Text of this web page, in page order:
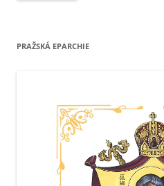
PRAŽSKÁ EPARCHIE